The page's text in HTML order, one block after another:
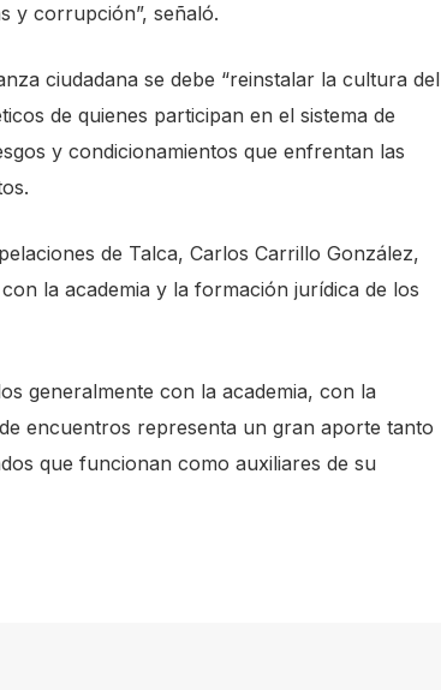
y corrupción”, señaló.
ciudadana se debe “reinstalar la cultura del
de quienes participan en el sistema de
y condicionamientos que enfrentan las
de Talca, Carlos Carrillo González,
la academia y la formación jurídica de los
generalmente con la academia, con la
encuentros representa un gran aporte tanto
que funcionan como auxiliares de su